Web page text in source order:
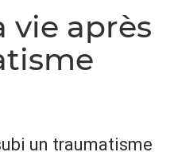
vie après
un traumatisme